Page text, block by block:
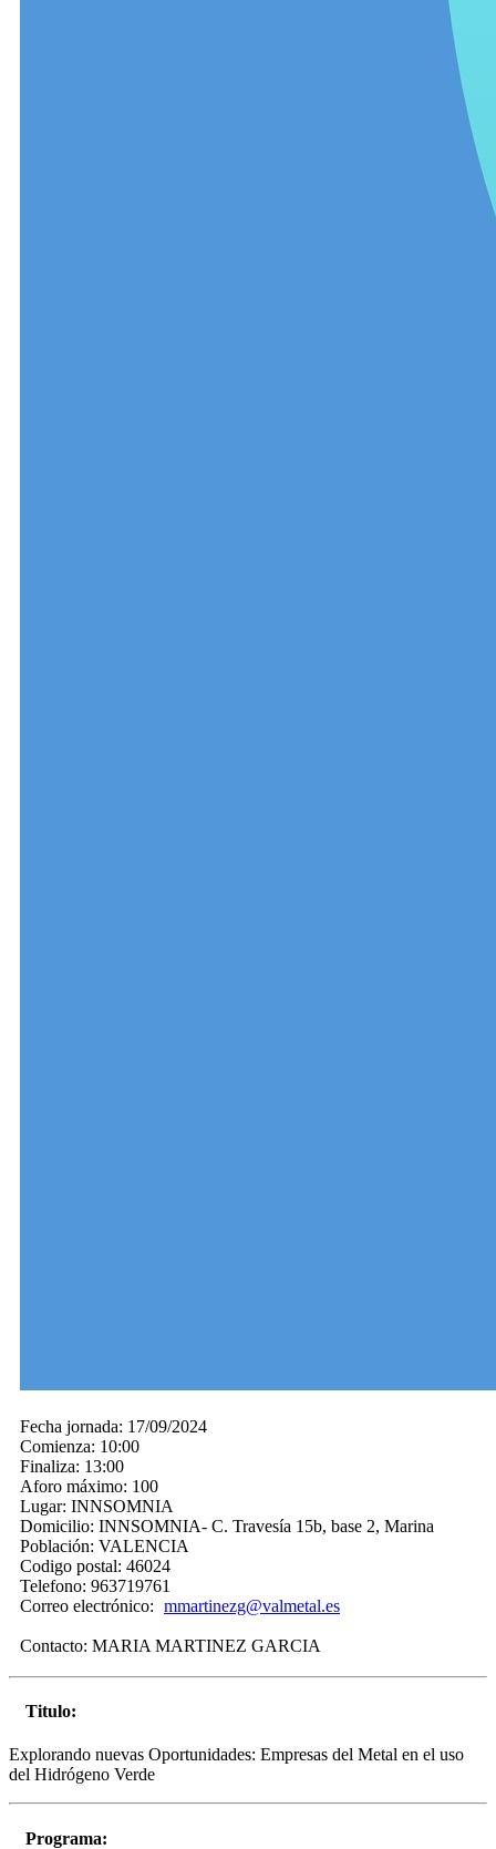
Fecha jornada: 17/09/2024
Comienza: 10:00
Finaliza: 13:00
Aforo máximo: 100
Lugar: INNSOMNIA
Domicilio: INNSOMNIA- C. Travesía 15b, base 2, Marina
Población: VALENCIA
Codigo postal: 46024
Telefono: 963719761
Correo electrónico: mmartinezg@valmetal.es
Contacto: MARIA MARTINEZ GARCIA
Titulo:
Explorando nuevas Oportunidades: Empresas del Metal en el uso
del Hidrógeno Verde
Programa: